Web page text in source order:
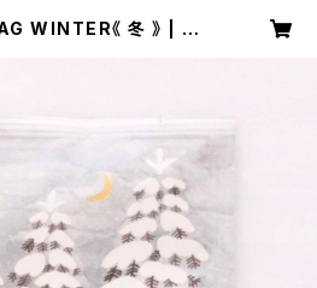
WINTER《 冬 》 | S